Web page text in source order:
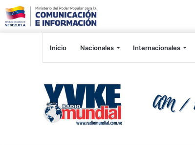
Inicio Nacionales Internacionales